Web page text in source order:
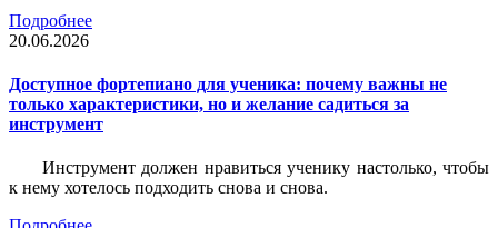
Подробнее
20.06.2026
Доступное фортепиано для ученика: почему важны не
только характеристики, но и желание садиться за
инструмент
Инструмент должен нравиться ученику настолько, чтобы
к нему хотелось подходить снова и снова.